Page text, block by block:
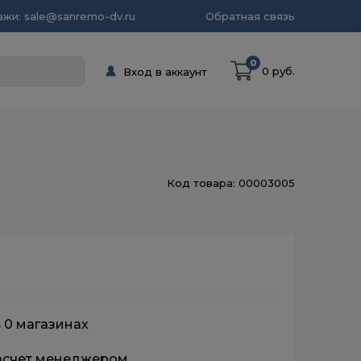
sale@sanremo-dv.ru Обратная связь
Вход в аккаунт
0
0 руб.
Код товара: 00003005
магазинах